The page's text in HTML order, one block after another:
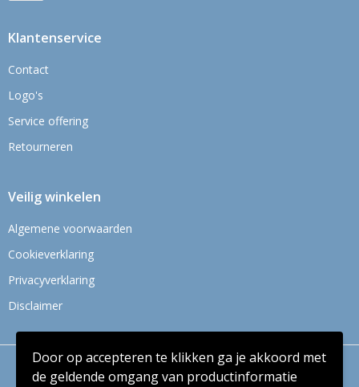
Klantenservice
Contact
Logo's
Service offering
Retourneren
Veilig winkelen
Algemene voorwaarden
Cookieverklaring
Privacyverklaring
Disclaimer
© Copyright Context BV 2024
Door op accepteren te klikken ga je akkoord met
de geldende omgang van productinformatie